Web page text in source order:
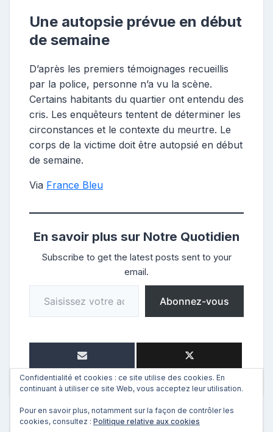
Une autopsie prévue en début
de semaine
D’après les premiers témoignages recueillis
par la police, personne n’a vu la scène.
Certains habitants du quartier ont entendu des
cris. Les enquêteurs tentent de déterminer les
circonstances et le contexte du meurtre. Le
corps de la victime doit être autopsié en début
de semaine.
Via France Bleu
En savoir plus sur Notre Quotidien
Subscribe to get the latest posts sent to your
email.
Saisissez votre adresse e-mail…
Abonnez-vous
Confidentialité et cookies : ce site utilise des cookies. En
continuant à utiliser ce site Web, vous acceptez leur utilisation.
Pour en savoir plus, notamment sur la façon de contrôler les
cookies, consultez : Politique relative aux cookies